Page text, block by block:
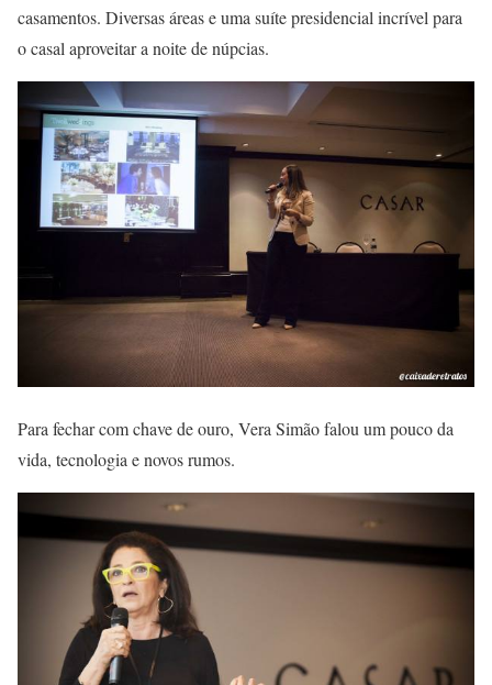
casamentos. Diversas áreas e uma suíte presidencial incrível para
o casal aproveitar a noite de núpcias.
Para fechar com chave de ouro, Vera Simão falou um pouco da
vida, tecnologia e novos rumos.